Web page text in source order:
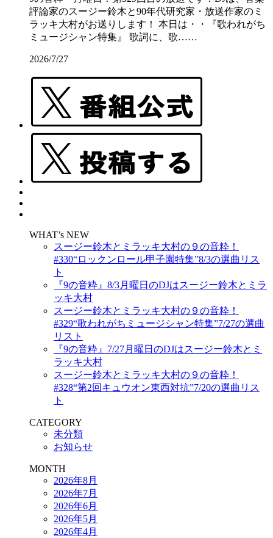
評論家のスージー鈴木と90年代研究家・放送作家のミ
ラッキ大村がお送りします！ 本日は・・『歌われがち
ミュージシャン特集』 歌詞に、歌……
2026/7/27
WHAT’s NEW
スージー鈴木とミラッキ大村の９の音粋！
#330“ロックンロール甲子園特集”8/3の選曲リス
ト
『9の音粋』8/3月曜日のDJはスージー鈴木とミラ
ッキ大村
スージー鈴木とミラッキ大村の９の音粋！
#329“歌われがちミュージシャン特集”7/27の選曲
リスト
『9の音粋』7/27月曜日のDJはスージー鈴木とミ
ラッキ大村
スージー鈴木とミラッキ大村の９の音粋！
#328“第2回キュウオン東西対抗”7/20の選曲リス
ト
CATEGORY
未分類
お知らせ
MONTH
2026年8月
2026年7月
2026年6月
2026年5月
2026年4月